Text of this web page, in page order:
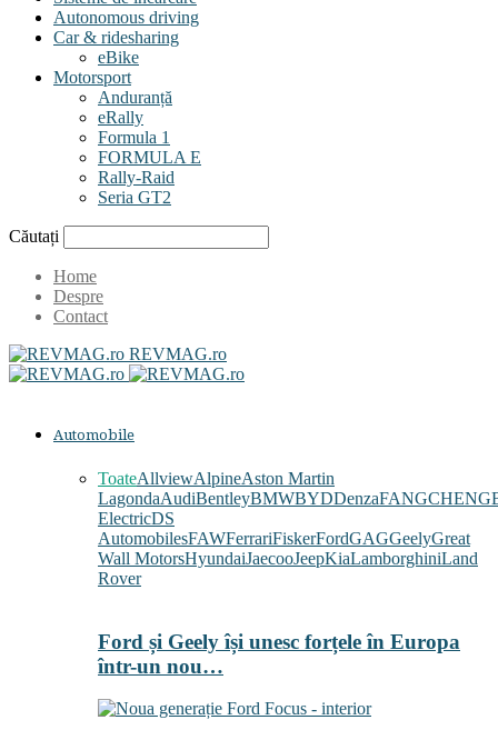
Autonomous driving
Car & ridesharing
eBike
Motorsport
Anduranță
eRally
Formula 1
FORMULA E
Rally-Raid
Seria GT2
Căutați
Home
Despre
Contact
REVMAG.ro
Automobile
ToateAllviewAlpineAston Martin
LagondaAudiBentleyBMWBYDDenza
ElectricDS
AutomobilesFAWFerrariFiskerFordGAGGeelyGreat
Wall MotorsHyundaiJaecooJeepKiaLamborghiniLand
Rover
Ford și Geely își unesc forțele în Europa
într-un nou…